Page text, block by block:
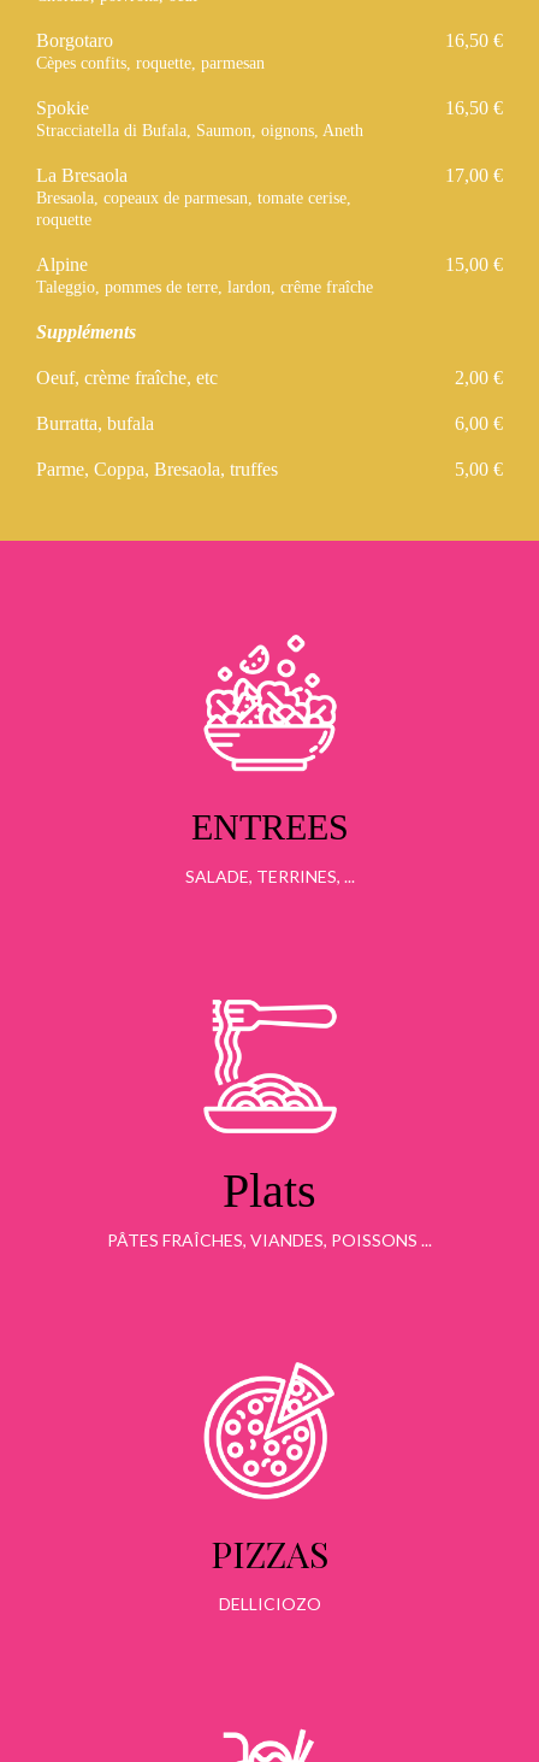
Borgotaro
Cèpes confits, roquette, parmesan
16,50 €
Spokie
Stracciatella di Bufala, Saumon, oignons, Aneth
16,50 €
La Bresaola
Bresaola, copeaux de parmesan, tomate cerise,
roquette
17,00 €
Alpine
Taleggio, pommes de terre, lardon, crême fraîche
15,00 €
Suppléments
Oeuf, crème fraîche, etc 2,00 €
Burratta, bufala 6,00 €
Parme, Coppa, Bresaola, truffes 5,00 €
ENTREES
SALADE, TERRINES, ...
Plats
PÂTES FRAÎCHES, VIANDES, POISSONS ...
PIZZAS
DELLICIOZO